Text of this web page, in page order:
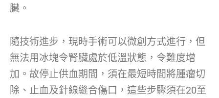
臟。
隨技術進步，現時手術可以微創方式進行，但
無法用冰塊令腎臟處於低溫狀態，令難度增
加。故停止供血期間，須在最短時間將腫瘤切
除、止血及針線縫合傷口，這些步驟須在20至